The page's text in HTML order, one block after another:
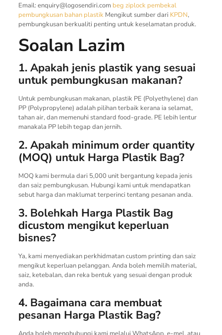
Email: enquiry@logosendiri.com beg ziplock pembekal
pembungkusan bahan plastikMengikut sumber dari KPDN,
pembungkusan berkualiti penting untuk keselamatan produk.
Soalan Lazim
1. Apakah jenis plastik yang sesuai
untuk pembungkusan makanan?
Untuk pembungkusan makanan, plastik PE (Polyethylene) dan
PP (Polypropylene) adalah pilihan terbaik kerana ia selamat,
tahan air, dan memenuhi standard food-grade. PE lebih lentur
manakala PP lebih tegap dan jernih.
2. Apakah minimum order quantity
(MOQ) untuk Harga Plastik Bag?
MOQ kami bermula dari 5,000 unit bergantung kepada jenis
dan saiz pembungkusan. Hubungi kami untuk mendapatkan
sebut harga dan maklumat terperinci tentang pesanan anda.
3. Bolehkah Harga Plastik Bag
dicustom mengikut keperluan
bisnes?
Ya, kami menyediakan perkhidmatan custom printing dan saiz
mengikut keperluan pelanggan. Anda boleh memilih material,
saiz, ketebalan, dan reka bentuk yang sesuai dengan produk
anda.
4. Bagaimana cara membuat
pesanan Harga Plastik Bag?